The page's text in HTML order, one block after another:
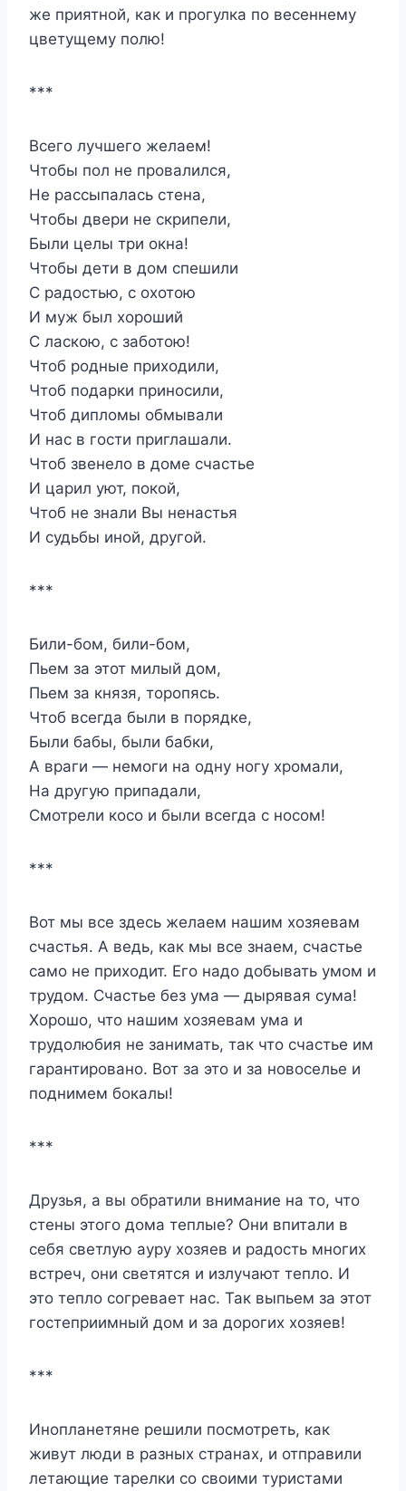
же приятной, как и прогулка по весеннему
цветущему полю!
***
Всего лучшего желаем!
Чтобы пол не провалился,
Не рассыпалась стена,
Чтобы двери не скрипели,
Были целы три окна!
Чтобы дети в дом спешили
С радостью, с охотою
И муж был хороший
С ласкою, с заботою!
Чтоб родные приходили,
Чтоб подарки приносили,
Чтоб дипломы обмывали
И нас в гости приглашали.
Чтоб звенело в доме счастье
И царил уют, покой,
Чтоб не знали Вы ненастья
И судьбы иной, другой.
***
Били-бом, били-бом,
Пьем за этот милый дом,
Пьем за князя, торопясь.
Чтоб всегда были в порядке,
Были бабы, были бабки,
А враги — немоги на одну ногу хромали,
На другую припадали,
Смотрели косо и были всегда с носом!
***
Вот мы все здесь желаем нашим хозяевам
счастья. А ведь, как мы все знаем, счастье
само не приходит. Его надо добывать умом и
трудом. Счастье без ума — дырявая сума!
Хорошо, что нашим хозяевам ума и
трудолюбия не занимать, так что счастье им
гарантировано. Вот за это и за новоселье и
поднимем бокалы!
***
Друзья, а вы обратили внимание на то, что
стены этого дома теплые? Они впитали в
себя светлую ауру хозяев и радость многих
встреч, они светятся и излучают тепло. И
это тепло согревает нас. Так выпьем за этот
гостеприимный дом и за дорогих хозяев!
***
Инопланетяне решили посмотреть, как
живут люди в разных странах, и отправили
летающие тарелки со своими туристами